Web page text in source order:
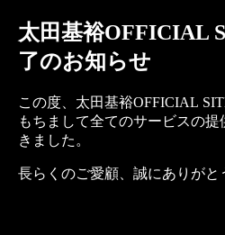
太田基裕OFFICIAL
了のお知らせ
この度、太田基裕OFFICIAL
もちまして全てのサービスの
きました。
長らくのご愛顧、誠にありがと